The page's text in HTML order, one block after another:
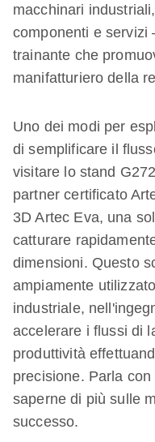
macchinari
componenti e servizi
trainante che
manifatturiero della
Uno dei modi per
di semplificare il
visitare lo stand
partner certificato
3D Artec Eva, una
catturare
dimensioni. Questo
ampiamente
industriale,
accelerare i flussi di
produttività
precisione. Parla
saperne di più sulle
successo.